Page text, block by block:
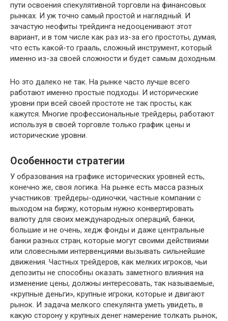
пути освоения спекулятивной торговли на финансовых
рынках. И уж точно самый простой и наглядный. И
зачастую неофиты трейдинга недооценивают этот
вариант, и в том числе как раз из-за его простоты, думая,
что есть какой-то грааль, сложный инструмент, который
именно из-за своей сложности и будет самым доходным.
Но это далеко не так. На рынке часто лучше всего
работают именно простые подходы. И исторические
уровни при всей своей простоте не так просты, как
кажутся. Многие профессиональные трейдеры, работают
используя в своей торговле только график цены и
исторические уровни.
Особенности стратегии
У образования на графике исторических уровней есть,
конечно же, своя логика. На рынке есть масса разных
участников: трейдеры-одиночки, частные компании с
выходом на биржу, которым нужно конвертировать
валюту для своих международных операций, банки,
большие и не очень, хедж фонды и даже центральные
банки разных стран, которые могут своими действиями
или словесными интервенциями вызывать сильнейшие
движения. Частных трейдеров, как мелких игроков, чьи
депозиты не способны оказать заметного влияния на
изменение цены, должны интересовать, так называемые,
«крупные деньги», крупные игроки, которые и двигают
рынок. И задача мелкого спекулянта уметь увидеть, в
какую сторону у крупных денег намерение толкать рынок,